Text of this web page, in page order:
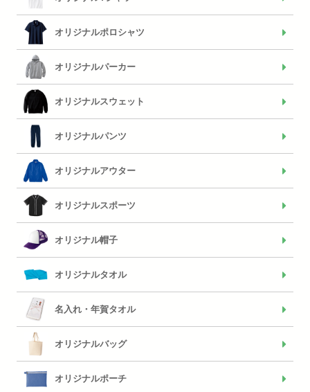
オリジナルポロシャツ
オリジナルパーカー
オリジナルスウェット
オリジナルパンツ
オリジナルアウター
オリジナルスポーツ
オリジナル帽子
オリジナルタオル
名入れ・年賀タオル
オリジナルバッグ
オリジナルポーチ